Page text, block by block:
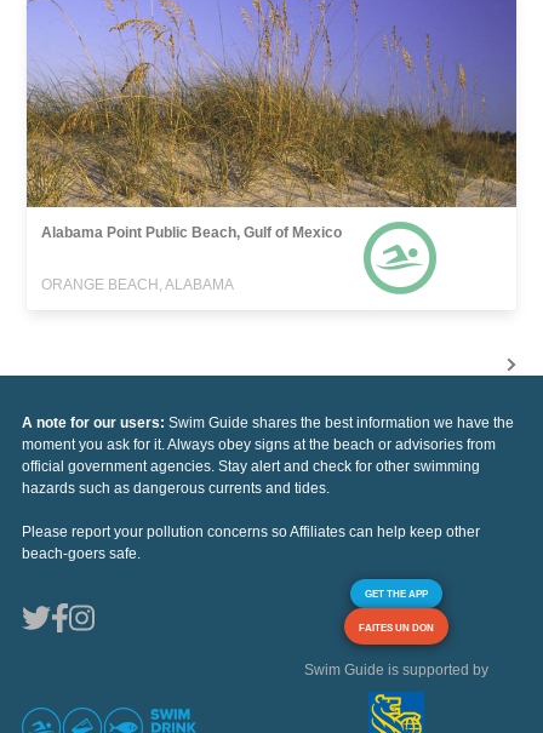
Alabama Point Public Beach, Gulf of Mexico
ORANGE BEACH, ALABAMA
A note for our users: Swim Guide shares the best information we have the
moment you ask for it. Always obey signs at the beach or advisories from
official government agencies. Stay alert and check for other swimming
hazards such as dangerous currents and tides.
Please report your pollution concerns so Affiliates can help keep other
beach-goers safe.
GET THE APP
FAITES UN DON
Swim Guide is supported by